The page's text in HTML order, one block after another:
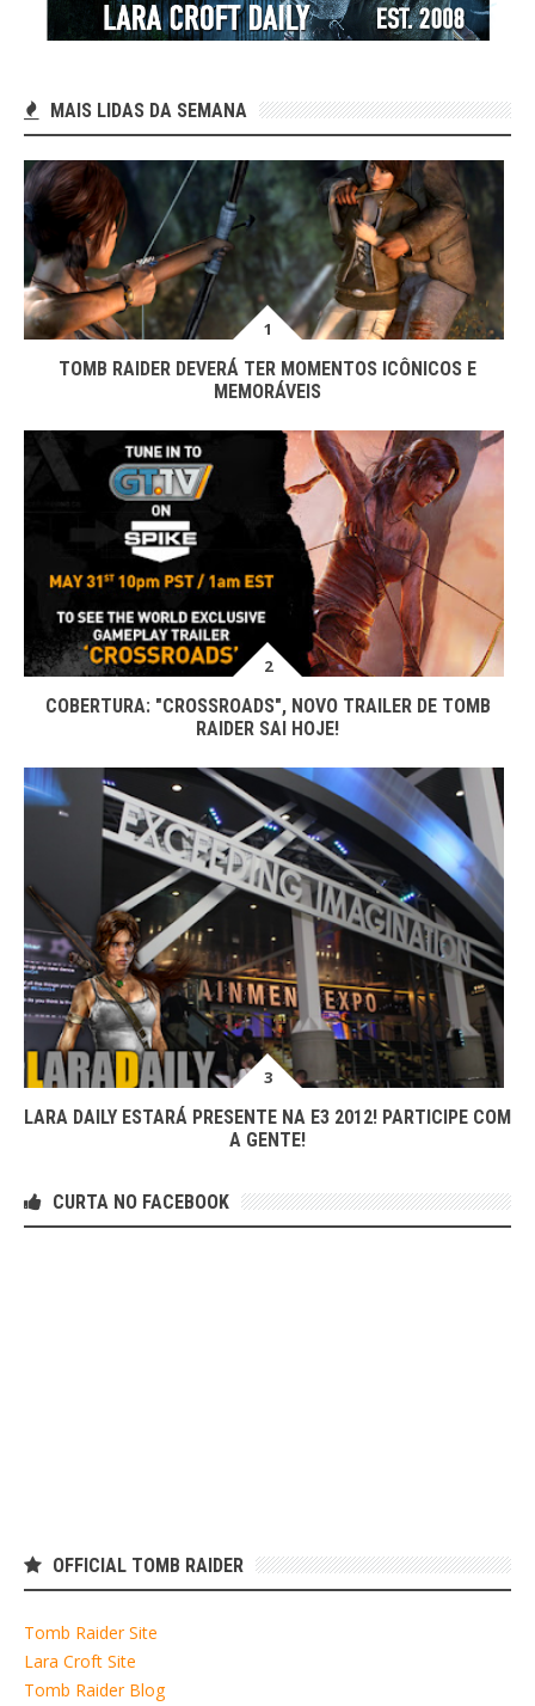
MAIS LIDAS DA SEMANA
TOMB RAIDER DEVERÁ TER MOMENTOS ICÔNICOS E
MEMORÁVEIS
COBERTURA: "CROSSROADS", NOVO TRAILER DE TOMB
RAIDER SAI HOJE!
LARA DAILY ESTARÁ PRESENTE NA E3 2012! PARTICIPE COM
A GENTE!
CURTA NO FACEBOOK
OFFICIAL TOMB RAIDER
Tomb Raider Site
Lara Croft Site
Tomb Raider Blog